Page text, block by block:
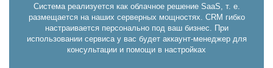
Система реализуется как облачное решение SaaS, т. е.
размещается на наших серверных мощностях. CRM гибко
настраивается персонально под ваш бизнес. При
использовании сервиса у вас будет аккаунт-менеджер для
консультации и помощи в настройках